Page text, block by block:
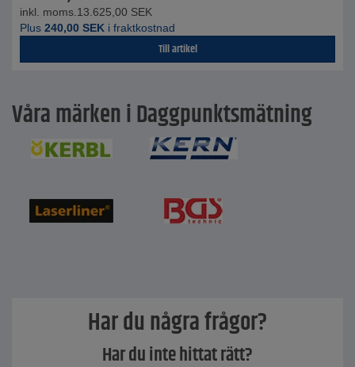
inkl. moms. 13.625,00 SEK
Plus 240,00 SEK i fraktkostnad
Till artikel
Våra märken i Daggpunktsmätning
Har du några frågor?
Har du inte hittat rätt?